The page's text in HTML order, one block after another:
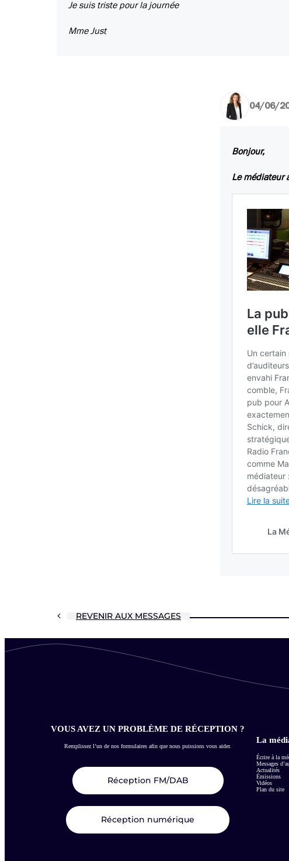
Je suis triste pour la journée
Mme Just
04/06/
Bonjour,
Le médiateur
REVENIR AUX MESSAGES
VOUS AVEZ UN PROBLÈME DE RÉCEPTION ?
Remplissez l’un de nos formulaires afin que nous puissions vous aider.
Réception FM/DAB
Réception numérique
La
Écrire à la
Messages
Actualités
Émissions
Vidéos
Plan du site